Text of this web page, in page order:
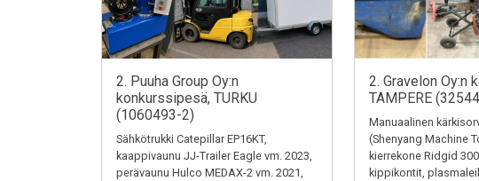
2. Puuha Group Oy:n
konkurssipesä, TURKU
(1060493-2)
Sähkötrukki Catepillar EP16KT,
kaappivaunu JJ-Trailer Eagle vm. 2023,
perävaunu Hulco MEDAX-2 vm. 2021,
2. Gravelon Oy:n
TAMPERE
Manuaalinen
(Shenyang Machine
kierrekone Ridgid
kippikontit,